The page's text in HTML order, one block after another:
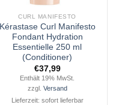
CURL MANIFESTO
Kérastase Curl Manifesto
Fondant Hydration
Essentielle 250 ml
(Conditioner)
€37,99
Enthält 19% MwSt.
zzgl. Versand
Lieferzeit: sofort lieferbar